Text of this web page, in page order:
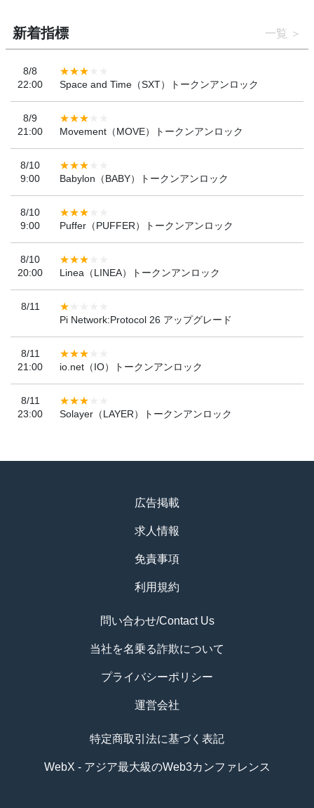
新着指標 一覧
8/8
22:00
Space and Time（SXT）トークンアンロック
8/9
21:00
Movement（MOVE）トークンアンロック
8/10
9:00
Babylon（BABY）トークンアンロック
8/10
9:00
Puffer（PUFFER）トークンアンロック
8/10
20:00
Linea（LINEA）トークンアンロック
8/11
Pi Network:Protocol 26 アップグレード
8/11
21:00
io.net（IO）トークンアンロック
8/11
23:00
Solayer（LAYER）トークンアンロック
広告掲載
求人情報
免責事項
利用規約
問い合わせ/Contact Us
当社を名乗る詐欺について
プライバシーポリシー
運営会社
特定商取引法に基づく表記
WebX - アジア最大級のWeb3カンファレンス